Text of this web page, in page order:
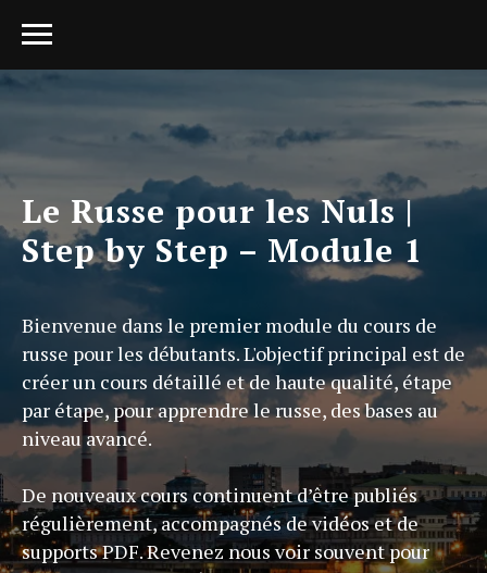
Le Russe pour les Nuls |
Step by Step – Module 1
Bienvenue dans le premier module du cours de
russe pour les débutants. L'objectif principal est de
créer un cours détaillé et de haute qualité, étape
par étape, pour apprendre le russe, des bases au
niveau avancé.
De nouveaux cours continuent d’être publiés
régulièrement, accompagnés de vidéos et de
supports PDF. Revenez nous voir souvent pour